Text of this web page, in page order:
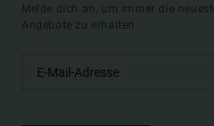
Melde dich an, um immer die
Angebote zu erhalten.